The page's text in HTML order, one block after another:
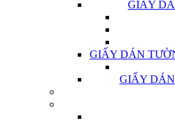
GIẤY
GIẤY DÁN
GIẤY